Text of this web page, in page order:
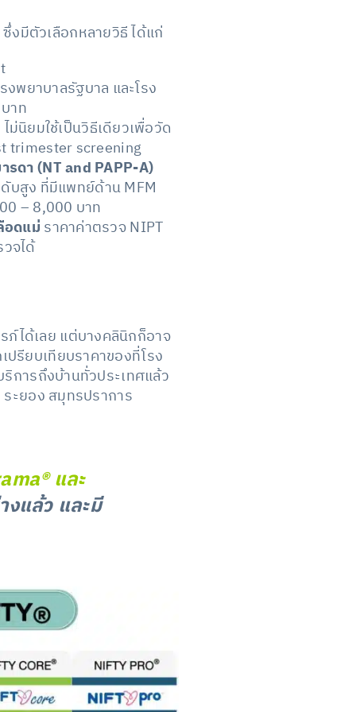
งมีตัวเลือกหลายวิธี ได้แก่
พยาบาลรัฐบาล และโรง
าท
นิยมใช้เป็นวิธีเดียวเพื่อวัด
trimester screening
ดา (NT and PAPP-A)
บสูง ที่มีแพทย์ด้าน MFM
– 8,000 บาท
อดแม่ ราคาค่าตรวจ NIPT
จได้
ได้เลย แต่บางคลินิกก็อาจ
รียบเทียบราคาของที่โรง
การถึงบ้านทั่วประเทศแล้ว
ะยอง สมุทรปราการ
และ
แล้ว และมี